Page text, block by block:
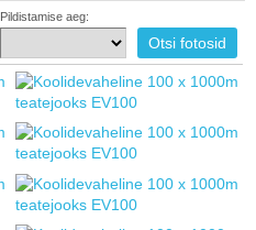
Pildistamise aeg: